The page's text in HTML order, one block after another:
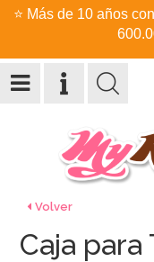
⭐ Más de 10 años
Volver
Caja para